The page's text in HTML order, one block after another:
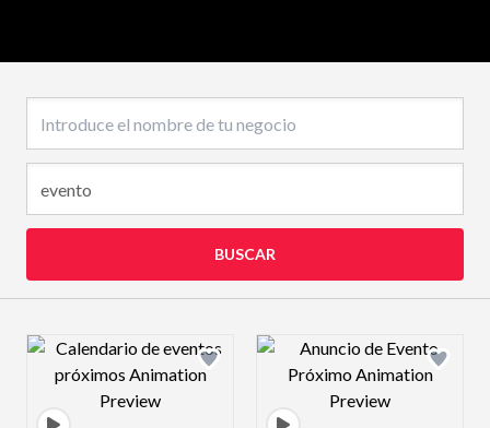
BUSCAR
Design preview image Design preview